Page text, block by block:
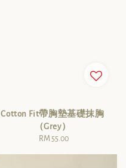
Cotton Fit帶胸墊基礎抹胸
（Grey）
Regular
RM 55.00